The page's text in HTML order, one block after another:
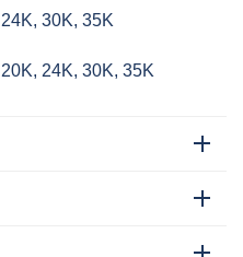
30K, 35K
24K, 30K, 35K